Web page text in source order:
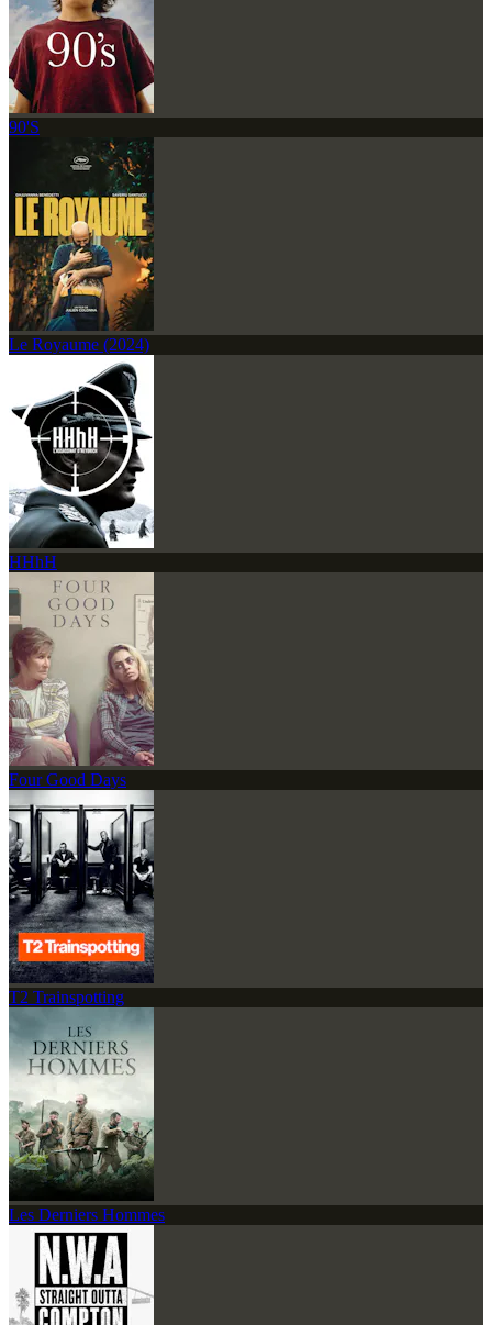
90'S
Le Royaume (2024)
HHhH
Four Good Days
T2 Trainspotting
Les Derniers Hommes